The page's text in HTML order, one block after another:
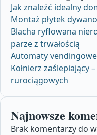
Jak znaleźć idealny
Montaż płytek
Blacha ryflowana
parze z trwałością
Automaty
Kołnierz zaślepiający
rurociągowych
Najnowsze
Brak komentarzy do